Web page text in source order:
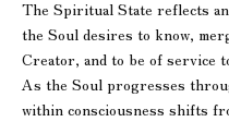
The Spiritual State reflects
the Soul desires to know,
Creator, and to be of service
As the Soul progresses
within consciousness shifts